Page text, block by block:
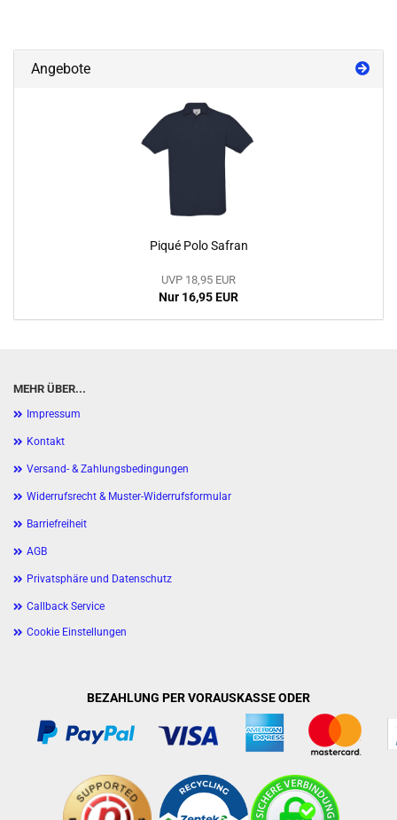
Angebote
Piqué Polo Safran
UVP 18,95 EUR
Nur 16,95 EUR
MEHR ÜBER...
Impressum
Kontakt
Versand- & Zahlungsbedingungen
Widerrufsrecht & Muster-Widerrufsformular
Barriefreiheit
AGB
Privatsphäre und Datenschutz
Callback Service
Cookie Einstellungen
BEZAHLUNG PER VORAUSKASSE ODER